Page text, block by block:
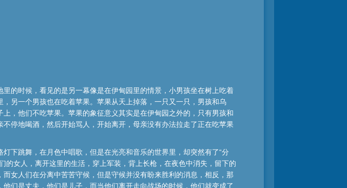
的时候，看见的是另一幕像是在伊甸园里的情景，小男孩坐在树上吃着
另一个男孩也在吃着苹果。苹果从天上掉落，一只又一只，男孩和乌
，他们不吃苹果。苹果的象征意义其实是在伊甸园之外的，只有男孩和
停地喝酒，然后开始骂人，开始离开，母亲没有办法拉走了正在吃苹果
下跳舞，在月色中唱歌，但是在光亮和音乐的世界里，却突然有了“分
女人，离开这里的生活，穿上军装，背上长枪，在夜色中消失，留下的
女人们在分离中苦苦守候，但是守候并没有盼来胜利的消息，相反，那
们是丈夫，他们是儿子，而当他们离开走向战场的时候，他们就变成了